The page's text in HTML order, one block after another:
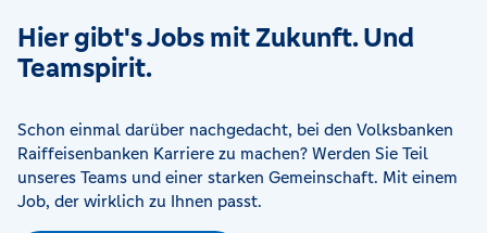
Hier gibt's Jobs mit Zukunft. Und
Teamspirit.
Schon einmal darüber nachgedacht, bei den Volksbanken
Raiffeisenbanken Karriere zu machen? Werden Sie Teil
unseres Teams und einer starken Gemeinschaft. Mit einem
Job, der wirklich zu Ihnen passt.